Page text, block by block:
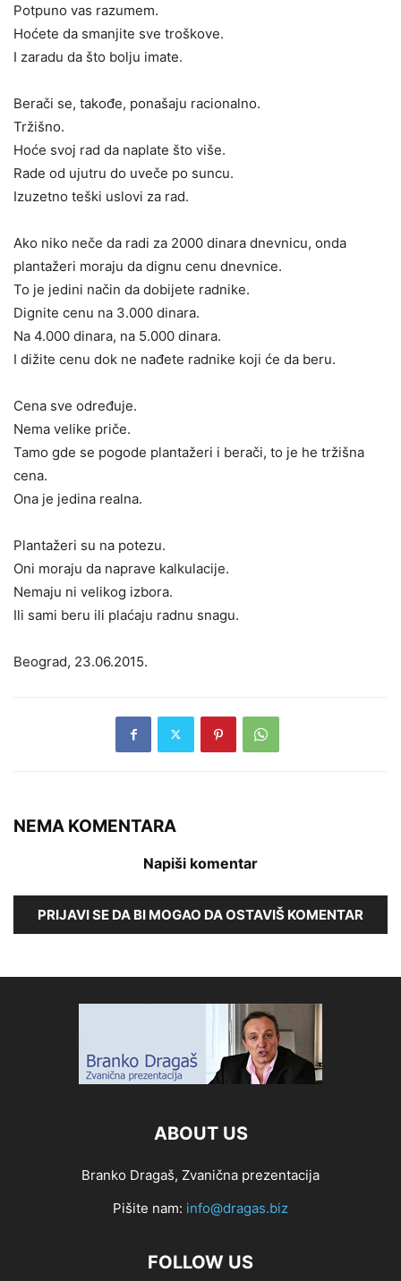
Potpuno vas razumem.
Hoćete da smanjite sve troškove.
I zaradu da što bolju imate.
Berači se, takođe, ponašaju racionalno.
Tržišno.
Hoće svoj rad da naplate što više.
Rade od ujutru do uveče po suncu.
Izuzetno teški uslovi za rad.
Ako niko neče da radi za 2000 dinara dnevnicu, onda
plantažeri moraju da dignu cenu dnevnice.
To je jedini način da dobijete radnike.
Dignite cenu na 3.000 dinara.
Na 4.000 dinara, na 5.000 dinara.
I dižite cenu dok ne nađete radnike koji će da beru.
Cena sve određuje.
Nema velike priče.
Tamo gde se pogode plantažeri i berači, to je he tržišna
cena.
Ona je jedina realna.
Plantažeri su na potezu.
Oni moraju da naprave kalkulacije.
Nemaju ni velikog izbora.
Ili sami beru ili plaćaju radnu snagu.
Beograd, 23.06.2015.
NEMA KOMENTARA
Napiši komentar
PRIJAVI SE DA BI MOGAO DA OSTAVIŠ KOMENTAR
ABOUT US
Branko Dragaš, Zvanična prezentacija
Pišite nam: info@dragas.biz
FOLLOW US